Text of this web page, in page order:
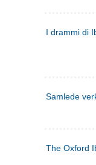
I drammi di
Samlede
The Oxford